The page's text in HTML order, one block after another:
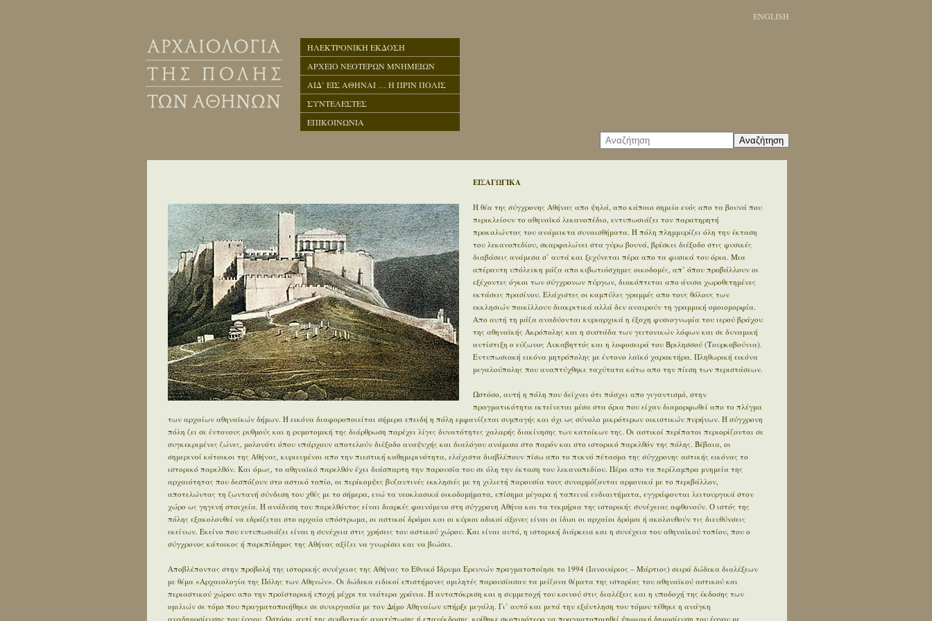
ENGLISH
ΗΛΕΚΤΡΟΝΙΚΗ ΕΚΔΟΣΗ
ΑΡΧΕΙΟ ΝΕΟΤΕΡΩΝ ΜΝΗΜΕΙΩΝ
ΑΙΔ’ ΕΙΣ ΑΘΗΝΑΙ … Η ΠΡΙΝ ΠΟΛΙΣ
ΣΥΝΤΕΛΕΣΤΕΣ
ΕΠΙΚΟΙΝΩΝΙΑ
Αναζήτηση
ΕΙΣΑΓΩΓΙΚΑ
Η θέα της σύγχρονης Αθήνας απο ψηλά, απο κάποιο σημείο ενός απο τα βουνά που
περικλείουν το αθηναϊκό λεκανοπέδιο, εντυπωσιάζει τον παρατηρητή
προκαλώντας του ανάμεικτα συναισθήματα. Η πόλη πλημμυρίζει όλη την έκταση
του λεκανοπεδίου, σκαρφαλώνει στα γύρω βουνά, βρίσκει διέξοδο στις φυσικές
διαβάσεις ανάμεσα σ’ αυτά και ξεχύνεται πέρα απο τα φυσικά του όρια. Μια
απέραντη υπόλευκη μάζα απο κιβωτιόσχημες οικοδομές, απ’ όπου προβάλλουν οι
εξέχοντες όγκοι των σύγχρονων πύργων, διακόπτεται απο άνισα χωροθετημένες
εκτάσεις πρασίνου. Ελάχιστες οι καμπύλες γραμμές απο τους θόλους των
εκκλησιών ποικίλλουν διακριτικά αλλά δεν αναιρούν τη γραμμική ομοιομορφία.
Απο αυτή τη μάζα αναδύονται κυριαρχικά η έξοχη φυσιογνωμία του ιερού βράχου
της αθηναϊκής Ακρόπολης και η συστάδα των γειτονικών λόφων και σε δυναμική
αντίστιξη ο εύζωνος Λυκαβηττός και η λοφοσειρά του Βριλησσού (Τουρκοβούνια).
Εντυπωσιακή εικόνα μητρόπολης με έντονο λαϊκό χαρακτήρα. Πληθωρική εικόνα
μεγαλούπολης που αναπτύχθηκε ταχύτατα κάτω απο την πίεση των περιστάσεων.
Ωστόσο, αυτή η πόλη που δείχνει ότι πάσχει απο γιγαντισμό, στην
πραγματικότητα εκτείνεται μέσα στα όρια που είχαν διαμορφωθεί απο το πλέγμα
των αρχαίων αθηναϊκών δήμων. Η εικόνα διαφοροποιείται σήμερα επειδή η πόλη εμφανίζεται συμπαγής και όχι ως σύνολο μικρότερων οικιστικών πυρήνων. Η σύγχρονη
πόλη ζει σε έντονους ρυθμούς και η ρυμοτομική της διάρθρωση παρέχει λίγες δυνατότητες χαλαρής διακίνησης των κατοίκων της. Οι αστικοί περίπατοι περιορίζονται σε
συγκεκριμένες ζώνες, μολονότι όπου υπάρχουν αποτελούν διέξοδο αναψυχής και διαλόγου ανάμεσα στο παρόν και στο ιστορικό παρελθόν της πόλης. Βέβαια, οι
σημερινοί κάτοικοι της Αθήνας, κυριευμένοι απο την πιεστική καθημερινότητα, ελάχιστα διαβλέπουν πίσω απο το πυκνό πέτασμα της σύγχρονης αστικής εικόνας το
ιστορικό παρελθόν. Και όμως, το αθηναϊκό παρελθόν έχει διάσπαρτη την παρουσία του σε όλη την έκταση του λεκανοπεδίου. Πέρα απο τα περίλαμπρα μνημεία της
αρχαιότητας που δεσπόζουν στο αστικό τοπίο, οι περίκομψες βυζαντινές εκκλησιές με τη χιλιετή παρουσία τους συναρμόζονται αρμονικά με το περιβάλλον,
αποτελώντας τη ζωντανή σύνδεση του χθές με το σήμερα, ενώ τα νεοκλασικά οικοδομήματα, επίσημα μέγαρα ή ταπεινά ενδιαιτήματα, εγγράφονται λειτουργικά στον
χώρο ως γηγενή στοιχεία. Η ανάδυση του παρελθόντος είναι διαρκές φαινόμενο στη σύγχρονη Αθήνα και τα τεκμήρια της ιστορικής συνέχειας αφθονούν. Ο ιστός της
πόλης εξακολουθεί να εδράζεται στο αρχαίο υπόστρωμα, οι αστικοί δρόμοι και οι κύριοι οδικοί άξονες είναι οι ίδιοι οι αρχαίοι δρόμοι ή ακολουθούν τις διευθύνσεις
εκείνων. Εκείνο που εντυπωσιάζει είναι η συνέχεια στις χρήσεις του αστικού χώρου. Και είναι αυτό, η ιστορική διάρκεια και η συνέχεια του αθηναϊκού τοπίου, που ο
σύγχρονος κάτοικος ή παρεπίδημος της Αθήνας αξίζει να γνωρίσει και να βιώσει.
Αποβλέποντας στην προβολή της ιστορικής συνέχειας της Αθήνας το Εθνικό Ίδρυμα Ερευνών πραγματοποίησε το 1994 (Ιανουάριος – Μάρτιος) σειρά δώδεκα διαλέξεων
με θέμα «Αρχαιολογία της Πόλης των Αθηνών». Οι δώδεκα ειδικοί επιστήμονες ομιλητές παρουσίασαν τα μείζονα θέματα της ιστορίας του αθηναϊκού αστικού και
περιαστικού χώρου απο την προϊστορική εποχή μέχρι τα νεότερα χρόνια. Η ανταπόκριση και η συμμετοχή του κοινού στις διαλέξεις και η υποδοχή της έκδοσης των
ομιλιών σε τόμο που πραγματοποιήθηκε σε συνεργασία με τον Δήμο Αθηναίων υπήρξε μεγάλη. Γι’ αυτό και μετά την εξάντληση του τόμου τέθηκε η ανάγκη
αναδημοσίευσης του έργου. Ωστόσο, αντί της συμβατικής ανατύπωσης ή επανέκδοσης, κρίθηκε σκοπιμότερο να πραγματοποιηθεί ψηφιακή δημοσίευση του έργου με